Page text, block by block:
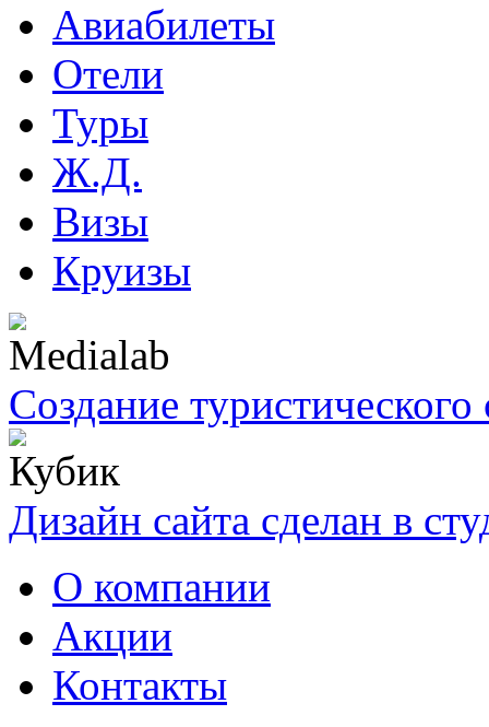
Авиабилеты
Отели
Туры
Ж.Д.
Визы
Круизы
Создание туристического
Дизайн сайта сделан в
О компании
Акции
Контакты